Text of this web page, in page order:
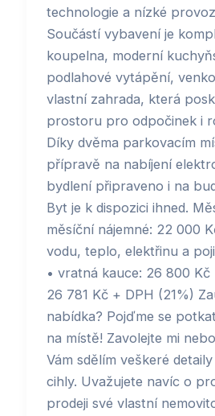
technologie a nízké
Součástí vybavení je
koupelna, moderní
podlahové vytápění,
vlastní zahrada, která
prostoru pro odpočinek i
Díky dvěma parkovacím
přípravě na nabíjení
bydlení připraveno i na
Byt je k dispozici ihned.
měsíční nájemné: 22 000
vodu, teplo, elektřinu a
• vratná kauce: 26 800 Kč
26 781 Kč + DPH (21%)
nabídka? Pojďme se
na místě! Zavolejte mi
Vám sdělím veškeré
cihly. Uvažujete navíc o
prodeji své vlastní